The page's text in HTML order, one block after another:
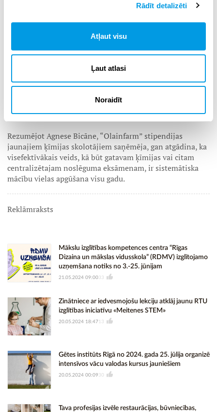
Rādīt detalizēti
Atļaut visu
Ļaut atlasi
Noraidīt
informācijas atkārtošana ir ļoti intensīva, nevajadzētu
4. Izgulēties un paēst veselīgas brokastis
Lai gan daļa jauniešu nakti vai vismaz daļu no tās pirms
centralizētajiem eksāmeniem pavada cītīgi atkārtojot
formulas, teorijas un mēģina atcerēties visus sarežģītākos
ar “svaigu” galvu noteikti ir labāk un efektīvāka.
Rezumējot Agnese Bicāne, “Olainfarm” stipendijas
jaunajiem ķīmijas skolotājiem saņēmēja, gan atgādina, ka
visefektīvākais veids, kā būt gatavam ķīmijas vai citam
centralizētajam noslēguma eksāmenam, ir sistemātiska
mācību vielas apgūšana visu gadu.
Reklāmraksts
Mākslu izglītības kompetences centra “Rīgas
Dizaina un mākslas vidusskola” (RDMV) izglītojamo
uzņemšana notiks no 3.-25. jūnijam
21.05.2024 09:0033
Zinātniece ar iedvesmojošu lekciju atklāj jaunu RTU
izglītības iniciatīvu «Meitenes STEM»
20.05.2024 18:4713
Gētes institūts Rīgā no 2024. gada 25. jūlija organizē
intensīvos vācu valodas kursus jauniešiem
20.05.2024 00:09 30
Tava profesijas izvēle restaurācijas, būvniecības,